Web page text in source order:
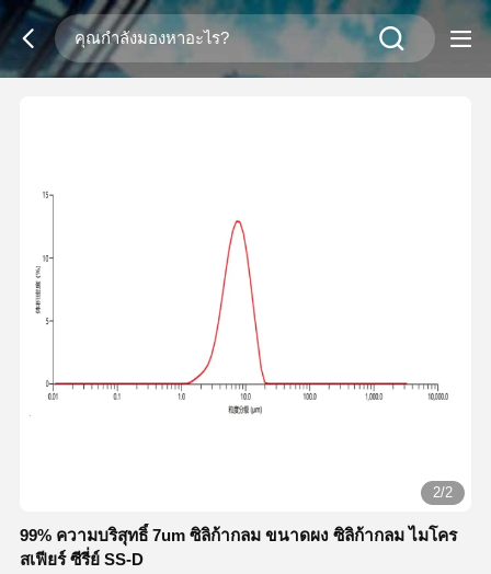
2/2
99% ความบริสุทธิ์ 7um ซิลิก้ากลม ขนาดผง ซิลิก้ากลม ไมโคร
สเฟียร์ ซีรี่ย์ SS-D